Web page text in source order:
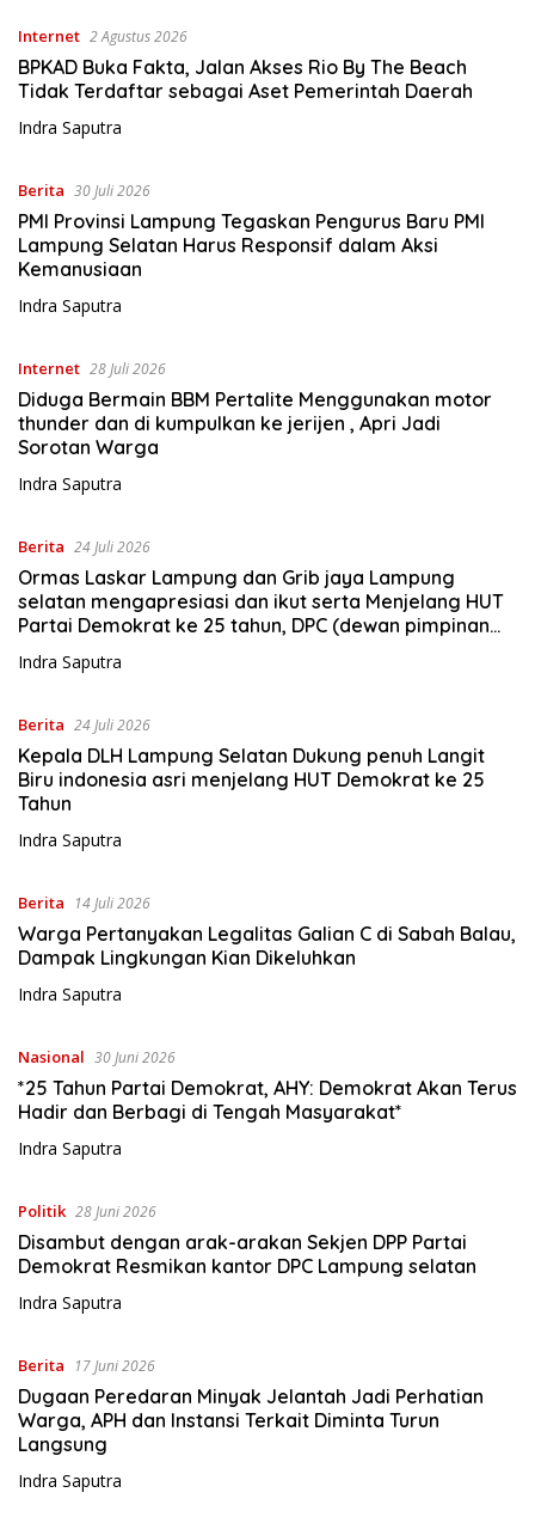
Internet 2 Agustus 2026
BPKAD Buka Fakta, Jalan Akses Rio By The Beach
Tidak Terdaftar sebagai Aset Pemerintah Daerah
Indra Saputra
Berita 30 Juli 2026
PMI Provinsi Lampung Tegaskan Pengurus Baru PMI
Lampung Selatan Harus Responsif dalam Aksi
Kemanusiaan
Indra Saputra
Internet 28 Juli 2026
Diduga Bermain BBM Pertalite Menggunakan motor
thunder dan di kumpulkan ke jerijen , Apri Jadi
Sorotan Warga
Indra Saputra
Berita 24 Juli 2026
Ormas Laskar Lampung dan Grib jaya Lampung
selatan mengapresiasi dan ikut serta Menjelang HUT
Partai Demokrat ke 25 tahun, DPC (dewan pimpinan
bersih-bersih pantai dan menanam pohon
Indra Saputra
Berita 24 Juli 2026
Kepala DLH Lampung Selatan Dukung penuh Langit
Biru indonesia asri menjelang HUT Demokrat ke 25
Tahun
Indra Saputra
Berita 14 Juli 2026
Warga Pertanyakan Legalitas Galian C di Sabah Balau,
Dampak Lingkungan Kian Dikeluhkan
Indra Saputra
Nasional 30 Juni 2026
*25 Tahun Partai Demokrat, AHY: Demokrat Akan Terus
Hadir dan Berbagi di Tengah Masyarakat*
Indra Saputra
Politik 28 Juni 2026
Disambut dengan arak-arakan Sekjen DPP Partai
Demokrat Resmikan kantor DPC Lampung selatan
Indra Saputra
Berita 17 Juni 2026
Dugaan Peredaran Minyak Jelantah Jadi Perhatian
Warga, APH dan Instansi Terkait Diminta Turun
Langsung
Indra Saputra